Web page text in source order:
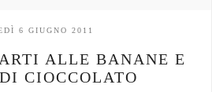
6 GIUGNO 2011
ALLE BANANE E
CIOCCOLATO